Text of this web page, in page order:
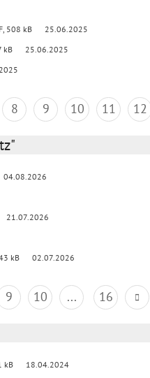
508 kB 25.06.2025
kB 25.06.2025
8 9 10 11 12
04.08.2026
21.07.2026
kB 02.07.2026
9 10 ... 16
kB 18.04.2024